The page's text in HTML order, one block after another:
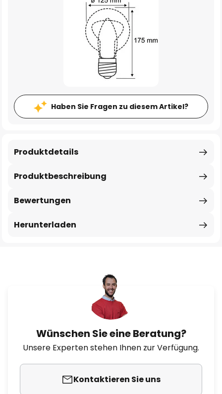
Haben Sie Fragen zu diesem Artikel?
Produktbeschreibung
Produktdetails
Bewertungen
Herunterladen
Wünschen Sie eine Beratung?
Unsere Experten stehen Ihnen zur Verfügung.
Kontaktieren Sie uns